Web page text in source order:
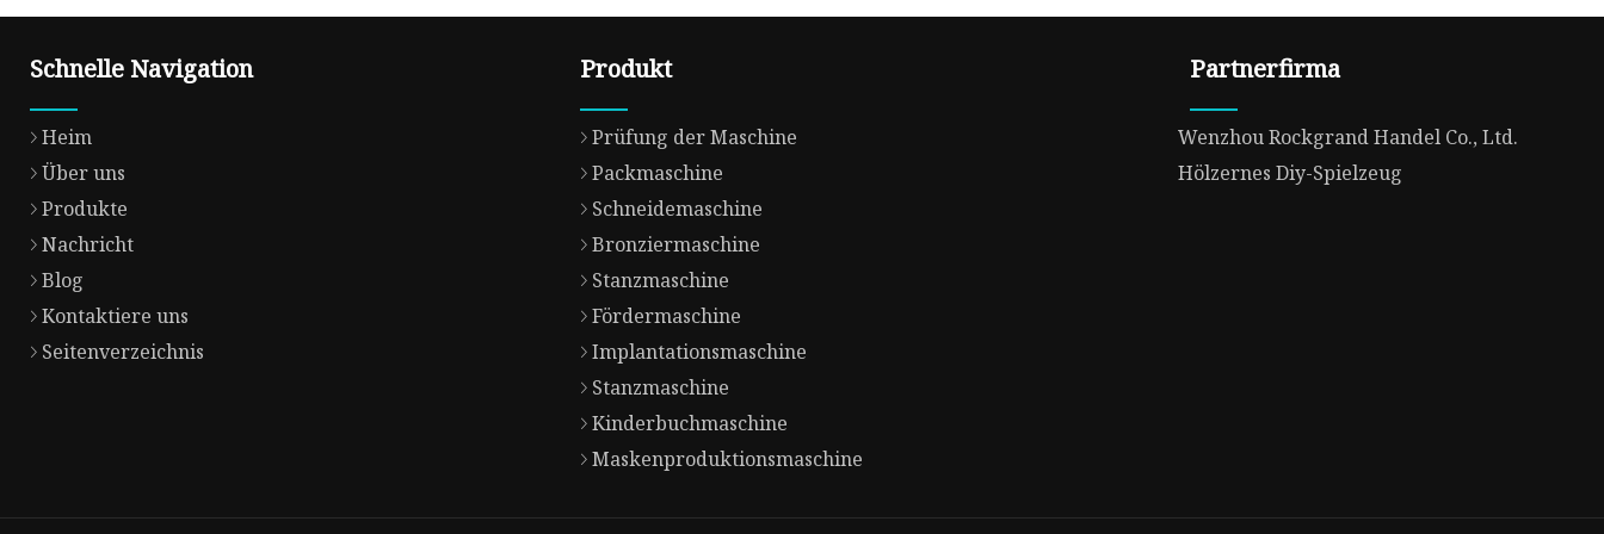
Schnelle Navigation
Heim
Über uns
Produkte
Nachricht
Blog
Kontaktiere uns
Seitenverzeichnis
Produkt
Prüfung der Maschine
Packmaschine
Schneidemaschine
Bronziermaschine
Stanzmaschine
Fördermaschine
Implantationsmaschine
Stanzmaschine
Kinderbuchmaschine
Maskenproduktionsmaschine
Partnerfirma
Wenzhou Rockgrand Handel Co., Ltd.
Hölzernes Diy-Spielzeug